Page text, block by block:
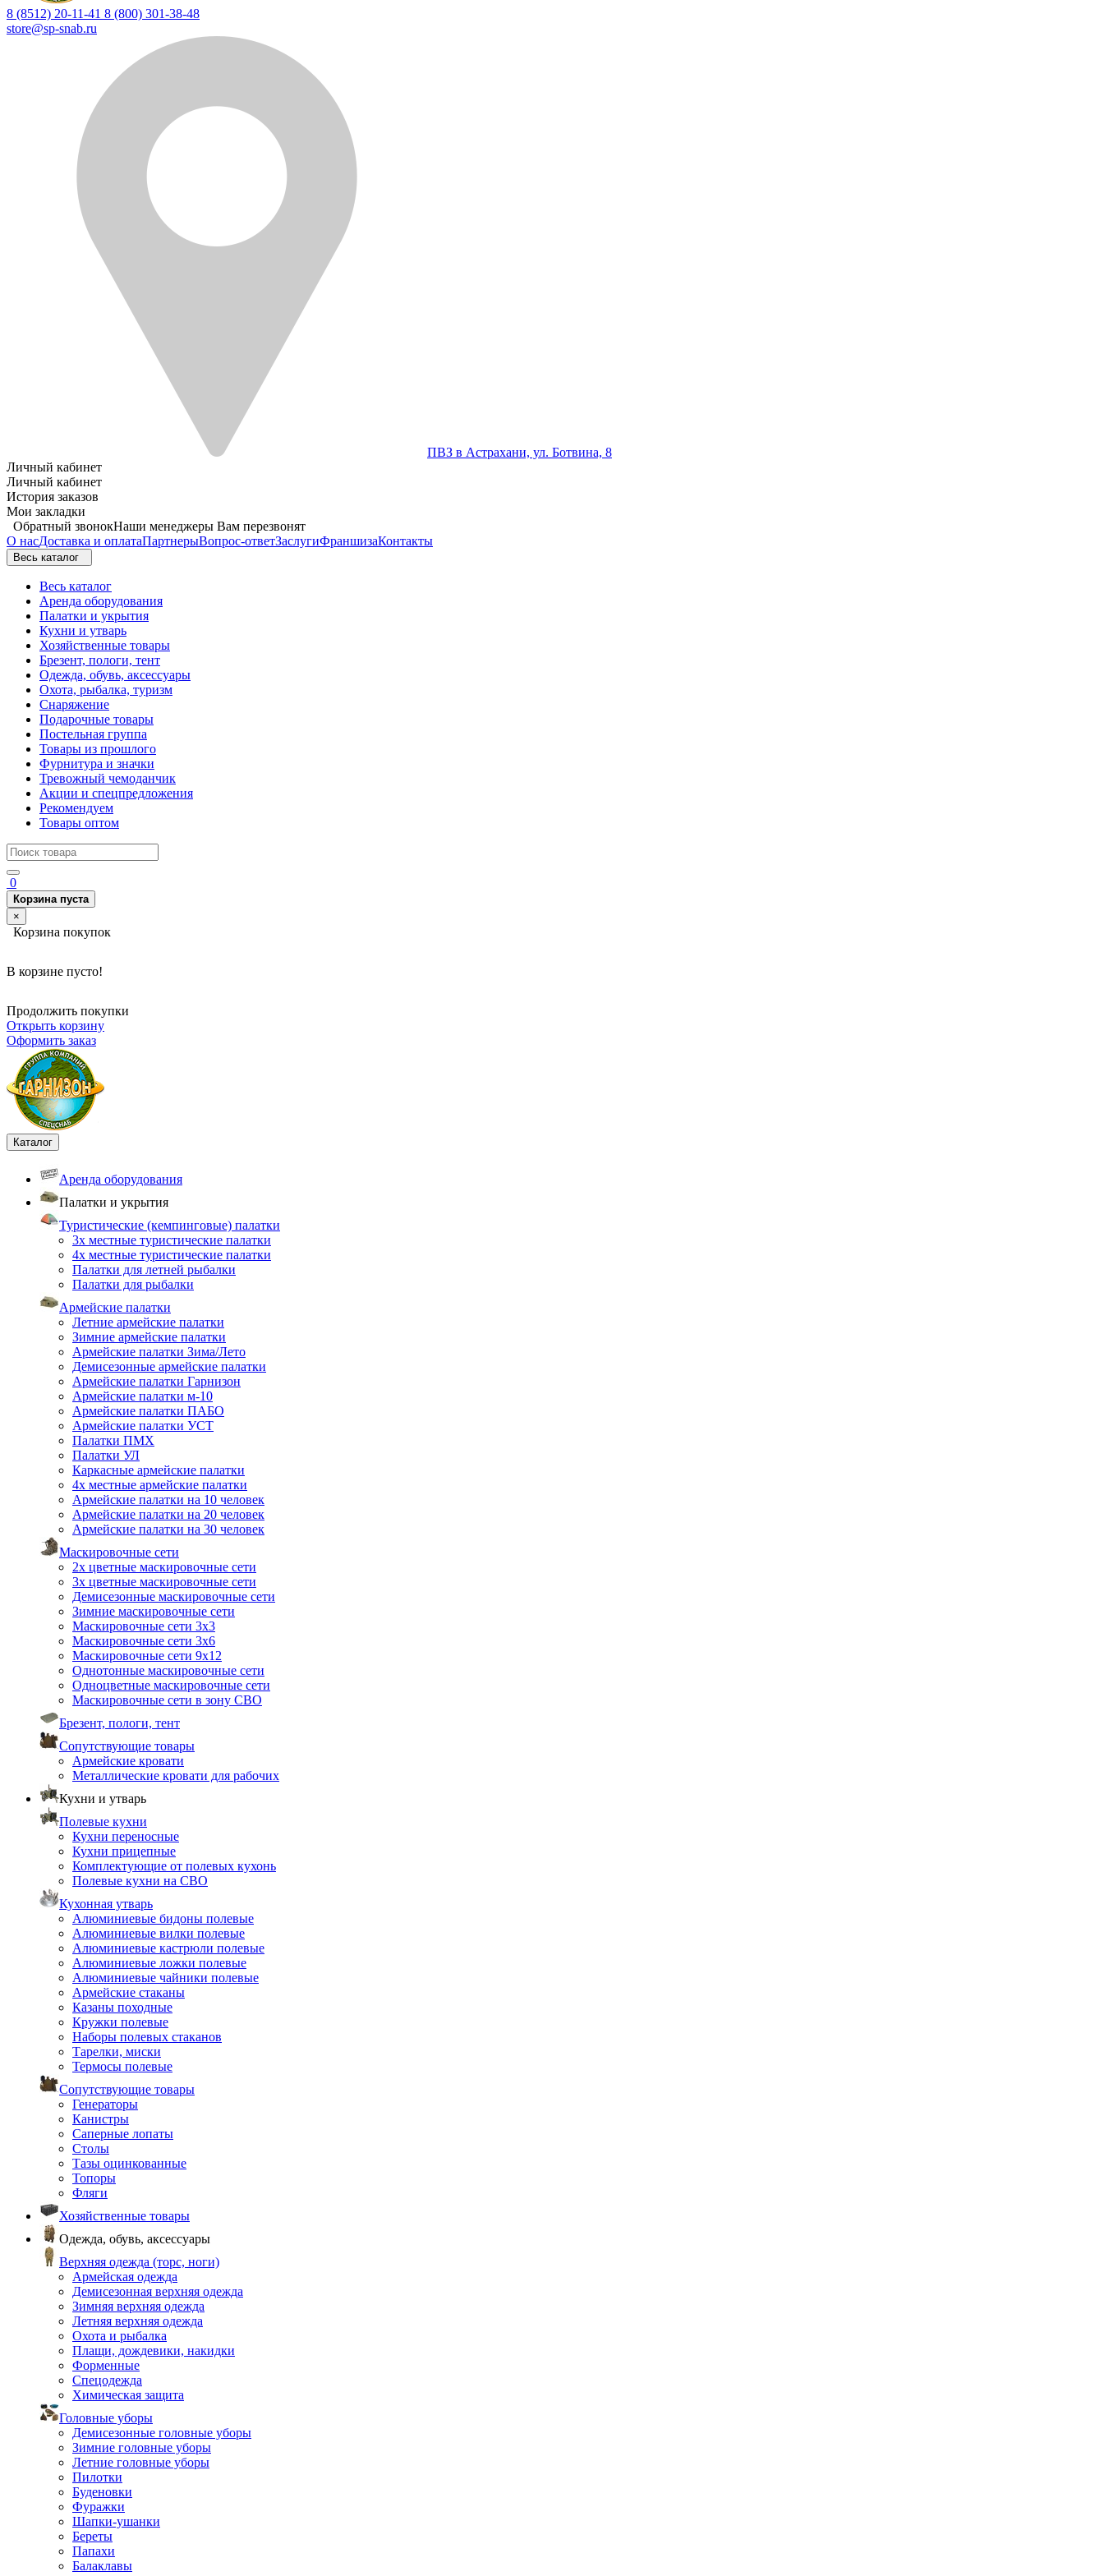
8 (8512) 20-11-41 8 (800) 301-38-48
store@sp-snab.ru
ПВЗ в Астрахани, ул. Ботвина, 8
Личный кабинет
Личный кабинет
История заказов
Мои закладки
Обратный звонокНаши менеджеры Вам перезвонят
О насДоставка и оплатаПартнерыВопрос-ответЗаслугиФраншизаКонтакты
Весь каталог
Весь каталог
Аренда оборудования
Палатки и укрытия
Кухни и утварь
Хозяйственные товары
Брезент, пологи, тент
Одежда, обувь, аксессуары
Охота, рыбалка, туризм
Снаряжение
Подарочные товары
Постельная группа
Товары из прошлого
Фурнитура и значки
Тревожный чемоданчик
Акции и спецпредложения
Рекомендуем
Товары оптом
0
Корзина пуста
×
Корзина покупок
В корзине пусто!
Продолжить покупки
Открыть корзину
Оформить заказ
Каталог
Аренда оборудования
Палатки и укрытия
Туристические (кемпинговые) палатки
3х местные туристические палатки
4х местные туристические палатки
Палатки для летней рыбалки
Палатки для рыбалки
Армейские палатки
Летние армейские палатки
Зимние армейские палатки
Армейские палатки Зима/Лето
Демисезонные армейские палатки
Армейские палатки Гарнизон
Армейские палатки м-10
Армейские палатки ПАБО
Армейские палатки УСТ
Палатки ПМХ
Палатки УЛ
Каркасные армейские палатки
4х местные армейские палатки
Армейские палатки на 10 человек
Армейские палатки на 20 человек
Армейские палатки на 30 человек
Маскировочные сети
2х цветные маскировочные сети
3х цветные маскировочные сети
Демисезонные маскировочные сети
Зимние маскировочные сети
Маскировочные сети 3х3
Маскировочные сети 3х6
Маскировочные сети 9х12
Однотонные маскировочные сети
Одноцветные маскировочные сети
Маскировочные сети в зону СВО
Брезент, пологи, тент
Сопутствующие товары
Армейские кровати
Металлические кровати для рабочих
Кухни и утварь
Полевые кухни
Кухни переносные
Кухни прицепные
Комплектующие от полевых кухонь
Полевые кухни на СВО
Кухонная утварь
Алюминиевые бидоны полевые
Алюминиевые вилки полевые
Алюминиевые кастрюли полевые
Алюминиевые ложки полевые
Алюминиевые чайники полевые
Армейские стаканы
Казаны походные
Кружки полевые
Наборы полевых стаканов
Тарелки, миски
Термосы полевые
Сопутствующие товары
Генераторы
Канистры
Саперные лопаты
Столы
Тазы оцинкованные
Топоры
Фляги
Хозяйственные товары
Одежда, обувь, аксессуары
Верхняя одежда (торс, ноги)
Армейская одежда
Демисезонная верхняя одежда
Зимняя верхняя одежда
Летняя верхняя одежда
Охота и рыбалка
Плащи, дождевики, накидки
Форменные
Спецодежда
Химическая защита
Головные уборы
Демисезонные головные уборы
Зимние головные уборы
Летние головные уборы
Пилотки
Буденовки
Фуражки
Шапки-ушанки
Береты
Папахи
Балаклавы